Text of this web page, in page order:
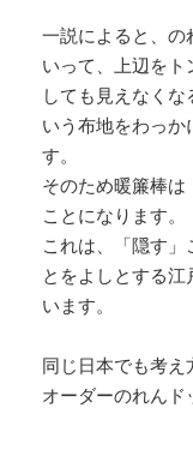
一説によると、の
いって、上辺をト
しても見えなく
いう布地をわっか
す。
そのため暖簾棒は
ことになります。
これは、「隠す」
とをよしとする
います。
同じ日本でも考え
オーダーのれんド